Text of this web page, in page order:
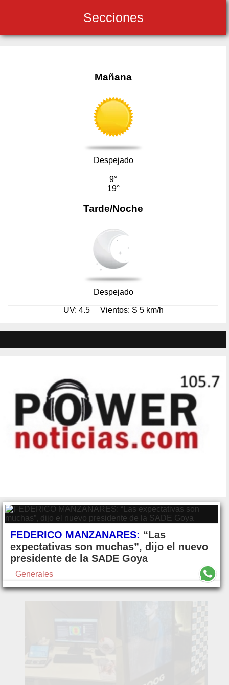
Secciones
Mañana
Despejado
9°
19°
Tarde/Noche
Despejado
UV: 4.5 Vientos: S 5 km/h
FEDERICO MANZANARES: “Las
expectativas son muchas”, dijo el nuevo
presidente de la SADE Goya
Generales